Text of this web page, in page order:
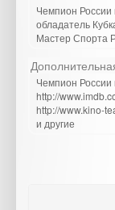
Чемпион
обладатель
Мастер Спорта
Чемпион
http://
http://www.kino-
и другие